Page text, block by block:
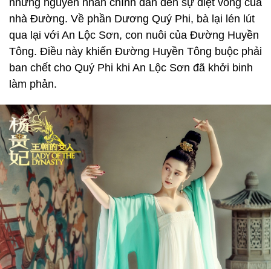
những nguyên nhân chính dẫn đến sự diệt vong của
nhà Đường. Về phần Dương Quý Phi, bà lại lén lút
qua lại với An Lộc Sơn, con nuôi của Đường Huyền
Tông. Điều này khiến Đường Huyền Tông buộc phải
ban chết cho Quý Phi khi An Lộc Sơn đã khởi binh
làm phản.